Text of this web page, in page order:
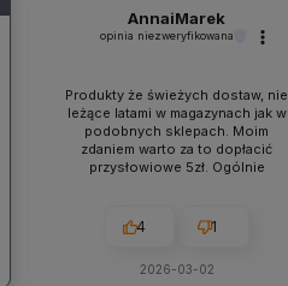
AnnaiMarek
opinia niezweryfikowana
Produkty że świeżych dostaw, nie
leżące latami w magazynach jak w
podobnych sklepach. Moim
zdaniem warto za to dopłacić
przysłowiowe 5zł. Ogólnie
jakieś problemy zawsze można
liczyć na szybką pomoc czy
Polecam z czystym sumieniem!
4 1
2026-03-02